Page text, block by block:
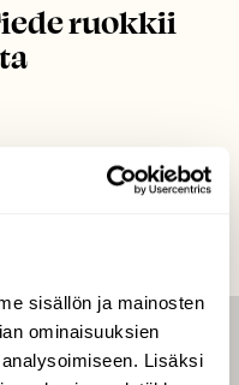
sisällön ja mainosten
ominaisuuksien
Lisäksi
ruokkii